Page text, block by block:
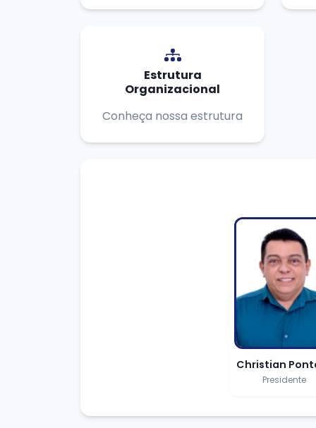
Estrutura
Organizacional
Conheça nossa estrutura
Christian
Presidente